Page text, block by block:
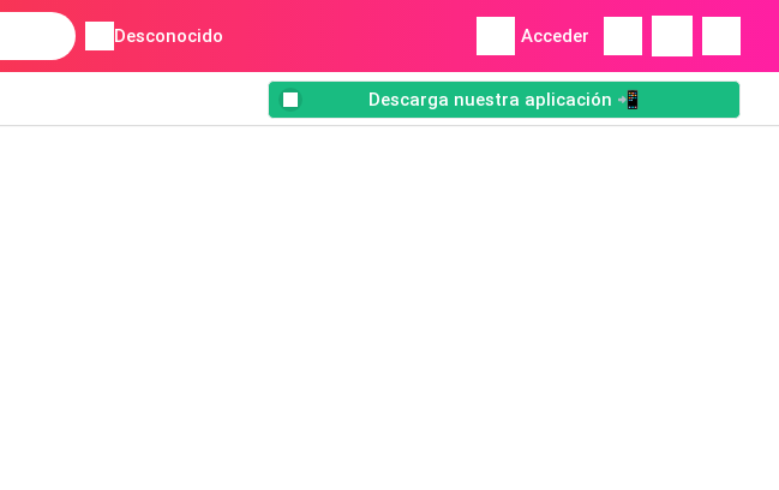
Desconocido Acceder
Descarga nuestra aplicación 📲